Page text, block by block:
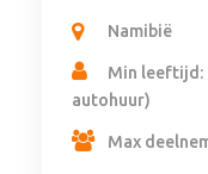
Namibië
Min leeftijd:
autohuur)
Max